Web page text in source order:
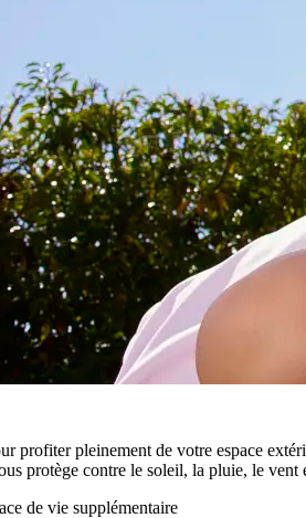
profiter pleinement de votre espace
protège contre le soleil, la pluie, le vent
de vie supplémentaire